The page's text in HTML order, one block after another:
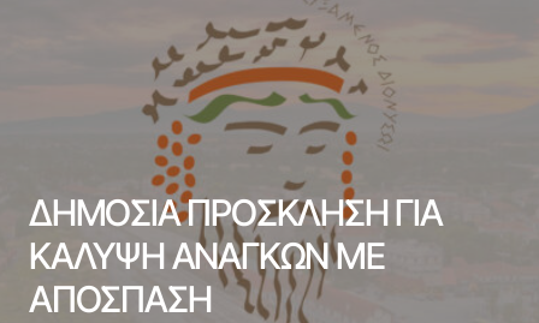
ΔΗΜΟΣΙΑ ΠΡΟΣΚΛΗΣΗ ΓΙΑ
ΚΑΛΥΨΗ ΑΝΑΓΚΩΝ ΜΕ
ΑΠΟΣΠΑΣΗ